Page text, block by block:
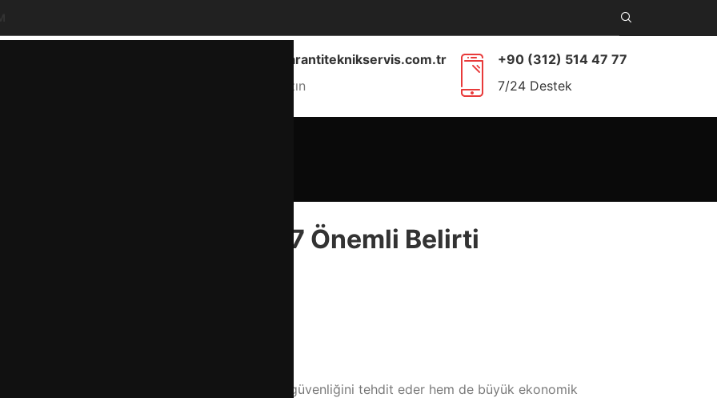
info@garantiteknikservis.com.tr
Bize Yazın
+90 (312) 514 47 77
7/24 Destek
Nasıl Anlaşılır? 7 Önemli Belirti
kritik parçasıdır. Kompresör arızası, hem gıda güvenliğini tehdit eder hem de büyük ekonomik